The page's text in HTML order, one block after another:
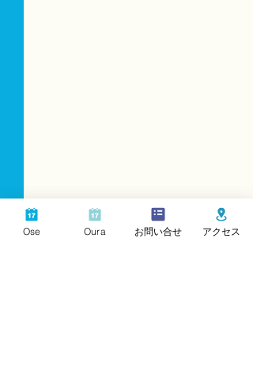
Ose Oura お問い合せ アクセス